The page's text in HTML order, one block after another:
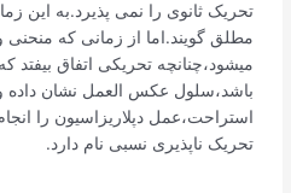
تحریک ثانوی را نمی پذیرد.به این
مطلق گویند.اما از زمانی که منحنی
میشود،چنانچه تحریکی اتفاق بیفتد
باشد،سلول عکس العمل نشان داده
استراحت،عمل دپلاریزاسیون را
تحریک ناپذیری نسبی نام دارد.